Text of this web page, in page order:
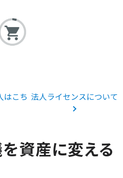
はこち 法人ライセンスについて
資産に変える